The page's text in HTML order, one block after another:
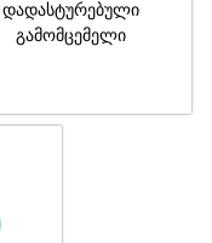
დადასტურებული
გამომცემელი